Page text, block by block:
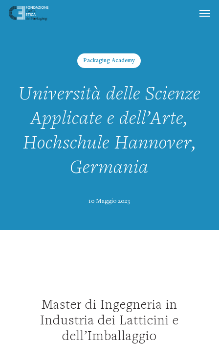
Skip
Packaging Academy
Università delle Scienze
Applicate e dell’Arte,
Hochschule Hannover,
Germania
10 Maggio 2023
Master di Ingegneria in
Industria dei Latticini e
dell’Imballaggio